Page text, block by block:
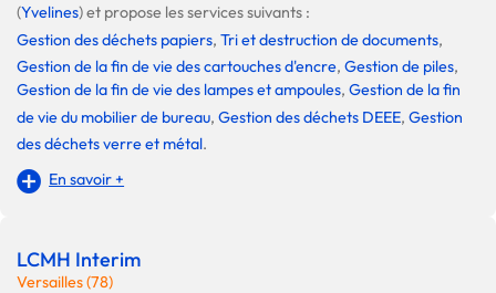
(Yvelines) et propose les services suivants :
Gestion des déchets papiers, Tri et destruction de documents,
Gestion de la fin de vie des cartouches d'encre, Gestion de piles,
Gestion de la fin de vie des lampes et ampoules, Gestion de la fin
de vie du mobilier de bureau, Gestion des déchets DEEE, Gestion
des déchets verre et métal.
En savoir +
LCMH Interim
Versailles (78)